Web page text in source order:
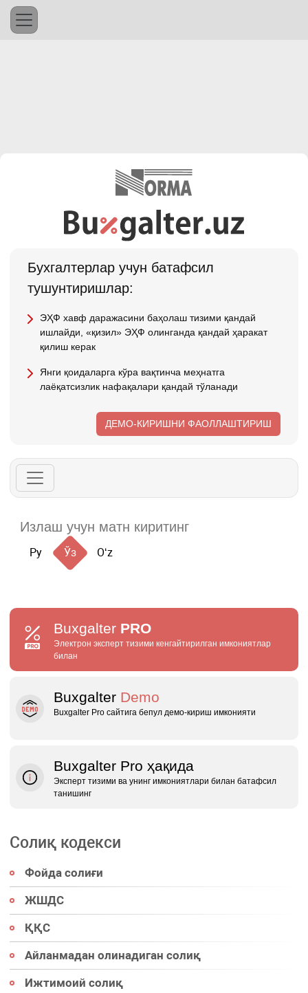
Бухгалтерлар учун батафсил
тушунтиришлар:
ЭҲФ хавф даражасини баҳолаш тизими қандай
ишлайди, «қизил» ЭҲФ олинганда қандай ҳаракат
қилиш керак
Янги қоидаларга кўра вақтинча меҳнатга
лаёқатсизлик нафақалари қандай тўланади
ДЕМО-КИРИШНИ ФАОЛЛАШТИРИШ
Ру Ўз Oʻz
Buxgalter PRO
Электрон эксперт тизими кенгайтирилган имкониятлар
билан
Buxgalter Demo
Buxgalter Pro сайтига бепул демо‑кириш имконияти
Buxgalter Pro ҳақида
Эксперт тизими ва унинг имкониятлари билан батафсил
танишинг
Солиқ кодекси
Фойда солиғи
ЖШДС
ҚҚС
Айланмадан олинадиган солиқ
Ижтимоий солиқ